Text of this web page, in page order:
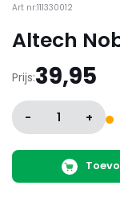
Art nr:111330012
Altech
Prijs:39,95
- 1 +